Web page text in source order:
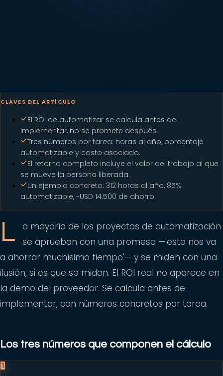
CLAVES DEL ARTÍCULO
El ROI de automatizar se calcula antes de
implementar, no se promete después.
Tres números por tarea: horas al año, porcentaje
automatizable y costo asociado.
El retorno completo incluye el valor del trabajo al que
se mueve la persona liberada.
Un ejemplo concreto: 312 horas al año, 85%
automatizable, ~USD 14.500 de ahorro.
L
a mayoría de los proyectos de automatización
se aprueban con una promesa —'esto nos va
a ahorrar muchísimo tiempo'— y se miden con una
ilusión, si es que se miden. El ROI real no aparece en
la demo del proveedor. Se calcula antes de
implementar, con números concretos por tarea.
Los tres números que componen el cálculo
1